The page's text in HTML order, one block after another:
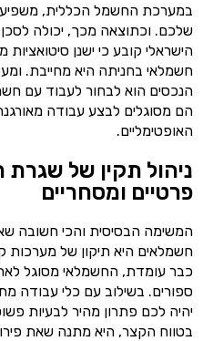
במערכת החשמל הכללית,
שלכם. וכתוצאה מכך, יכולה
הישראלי קובע כי ישנן
חשמלאי בחניתה היא מחייבת.
הנכסים הוא לבחור לעבוד עם
הם מסוגלים לבצע עבודה
האופטימליים.
ניהול תקין של שגרת
פרטיים ומסחריים
המשימה הבסיסית והכי חשובה
חשמלאים היא תיקון של
כבר עומדת, החשמלאי מסוגל
ספורים. בשילוב עם כלי עבודה
יהיה לכם פתרון מהיר לבעיות
בטווח הקצר, היא מתנה שאת